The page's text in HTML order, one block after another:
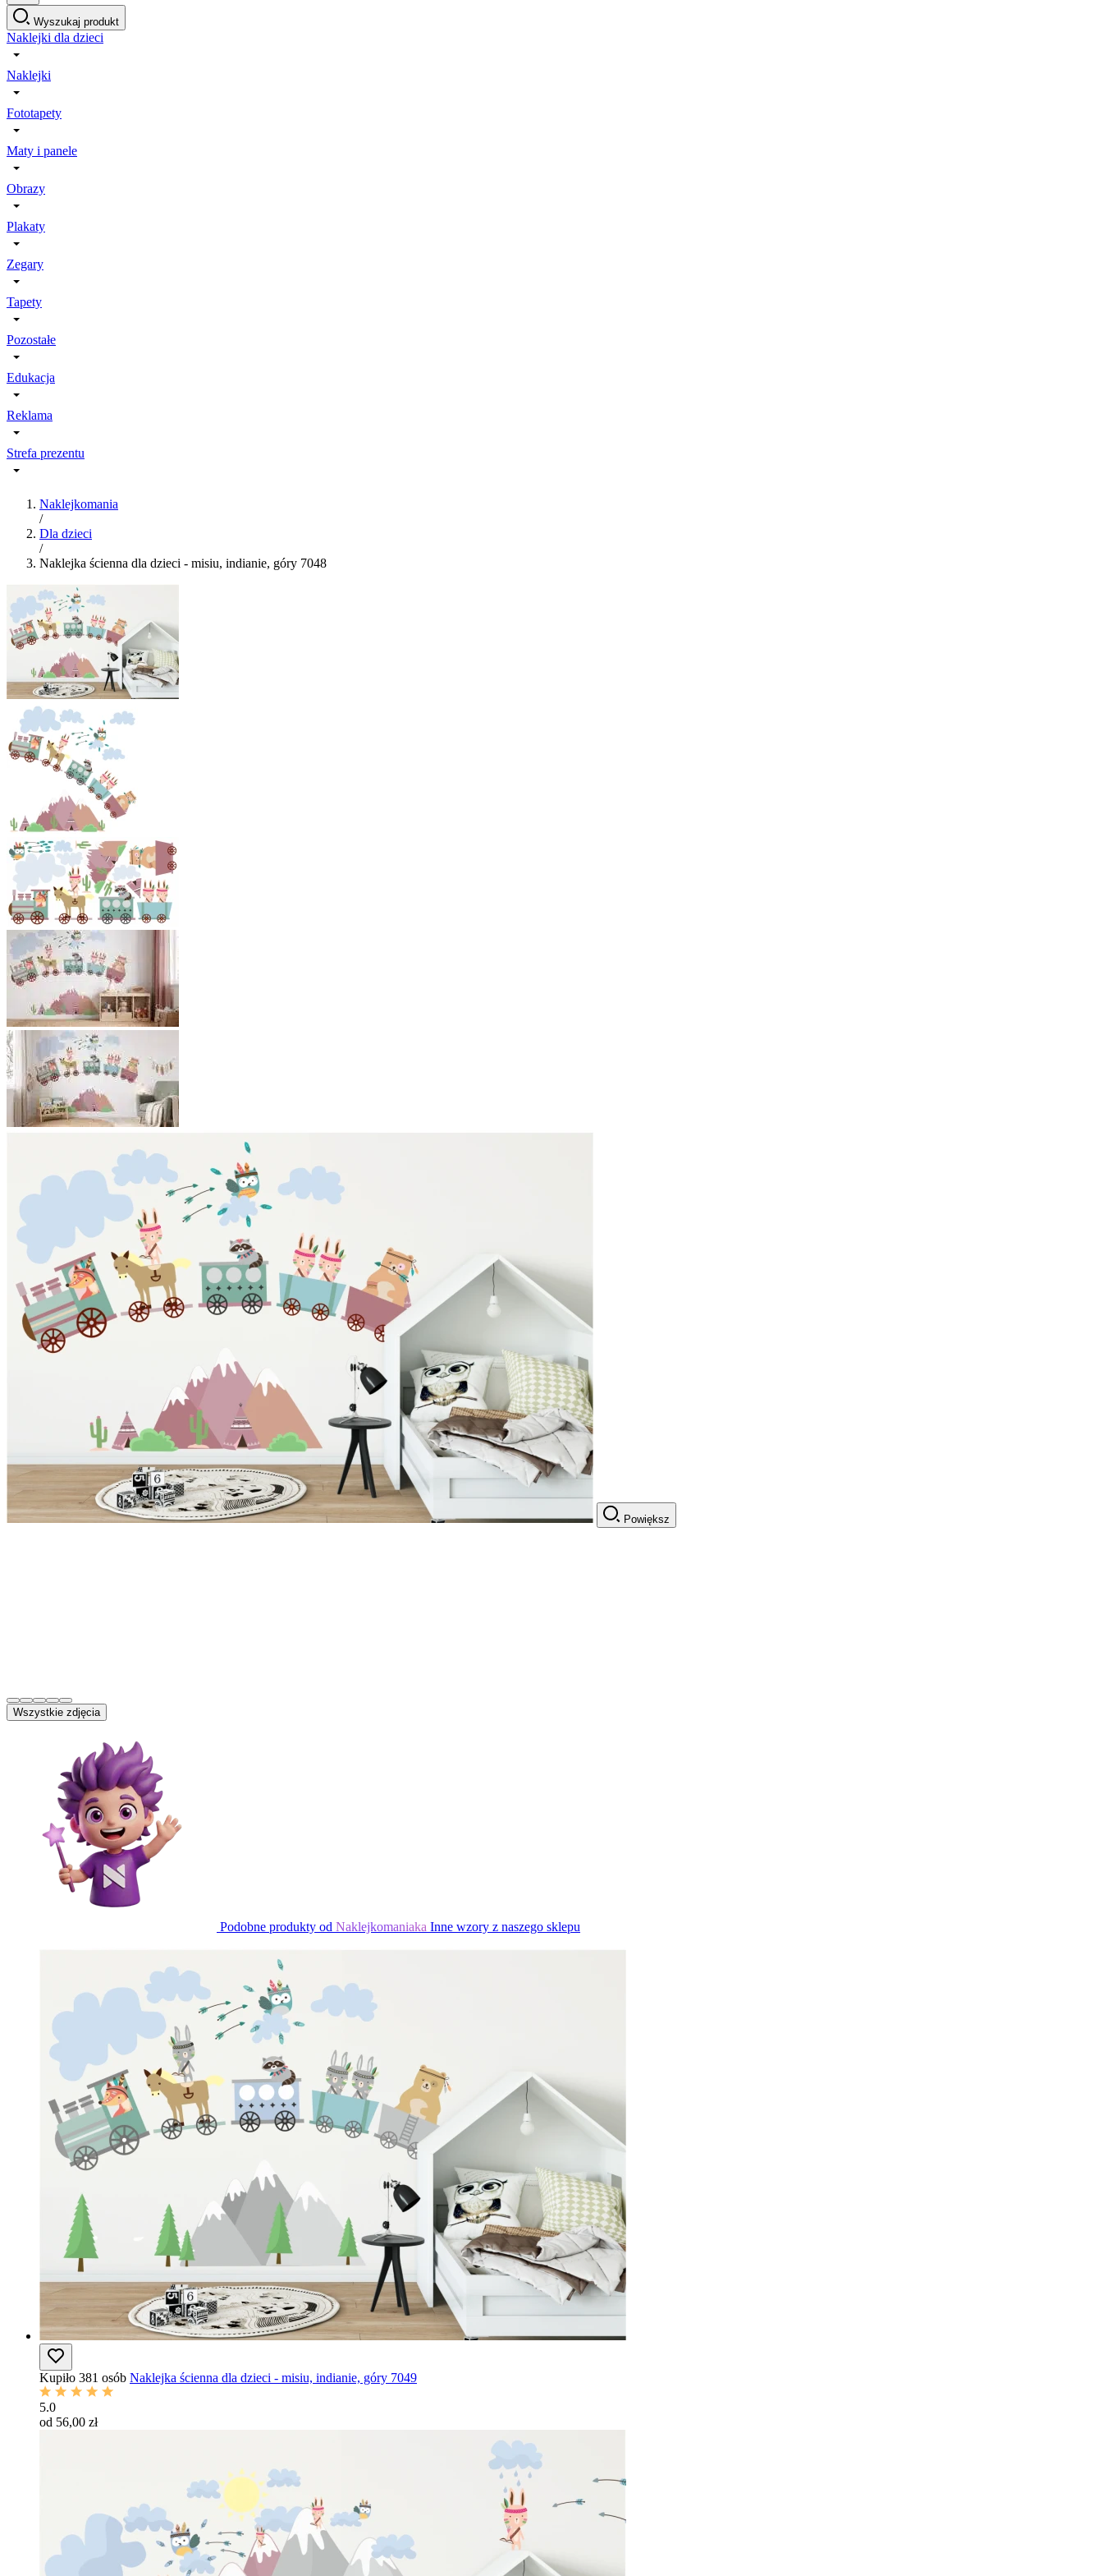
Wyszukaj produkt
Naklejki dla dzieci
Naklejki
Fototapety
Maty i panele
Obrazy
Plakaty
Zegary
Tapety
Pozostałe
Edukacja
Reklama
Strefa prezentu
Naklejkomania
/
Dla dzieci
/
Naklejka ścienna dla dzieci - misiu, indianie, góry 7048
Powiększ
Wszystkie zdjęcia
Podobne produkty od Naklejkomaniaka Inne wzory z naszego sklepu
Kupiło 381 osób Naklejka ścienna dla dzieci - misiu, indianie, góry 7049
5.0
od 56,00 zł